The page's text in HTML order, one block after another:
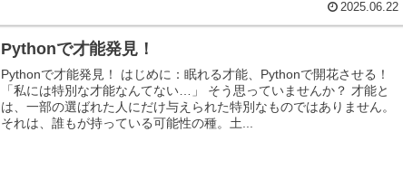
2025.06.22
Pythonで才能発見！
Pythonで才能発見！ はじめに：眠れる才能、Pythonで開花させる！
「私には特別な才能なんてない…」 そう思っていませんか？ 才能と
は、一部の選ばれた人にだけ与えられた特別なものではありません。
それは、誰もが持っている可能性の種。土...